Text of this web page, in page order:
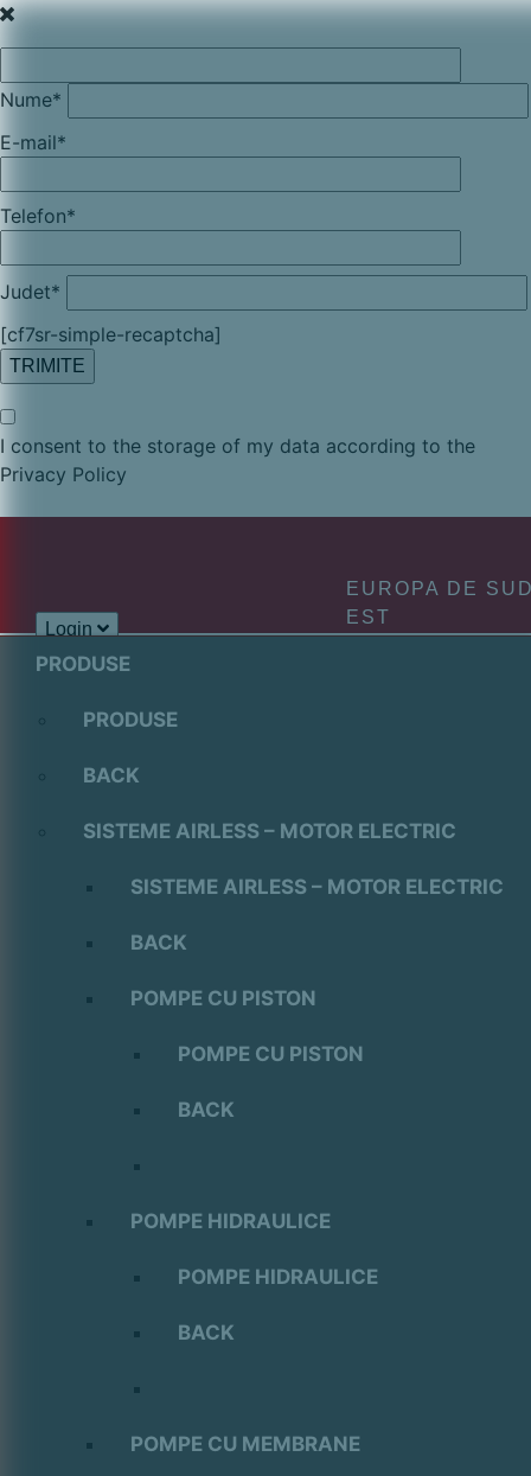
Nume*
E-mail*
Telefon*
Judet*
[cf7sr-simple-recaptcha]
I consent to the storage of my data according to the
Privacy Policy
EUROPA DE
EST
Login
PRODUSE
PRODUSE
BACK
SISTEME AIRLESS – MOTOR ELECTRIC
SISTEME AIRLESS – MOTOR ELECTRIC
BACK
POMPE CU PISTON
POMPE CU PISTON
BACK
POMPE HIDRAULICE
POMPE HIDRAULICE
BACK
POMPE CU MEMBRANE